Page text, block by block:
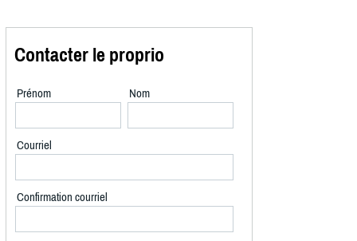
Contacter le proprio
Prénom Nom
Courriel
Confirmation courriel